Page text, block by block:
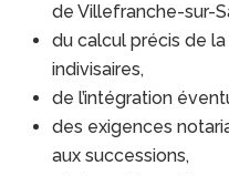
de Villefranche-sur-
du calcul précis de
indivisaires,
de l’intégration
des exigences
aux successions,